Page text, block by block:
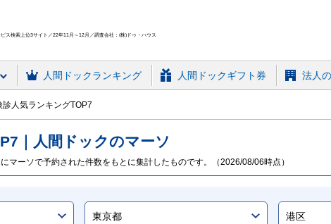
ス検索上位3サイト／22年11月～12月／調査会社：(株)ドゥ・ハウス
人間ドックランキング 人間ドックギフト券 法人
人気ランキングTOP7
7 ｜人間ドックのマーソ
ーソで予約された件数をもとに集計したものです。（2026/08/06時点）